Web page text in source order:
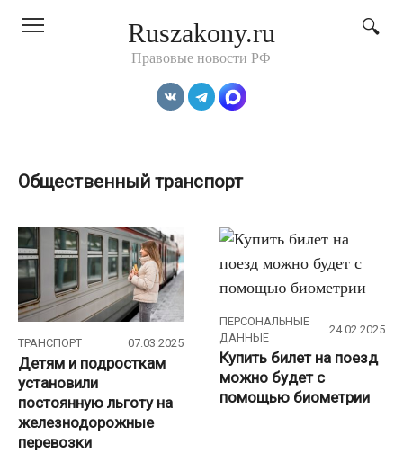
Ruszakony.ru
Правовые новости РФ
Общественный транспорт
ТРАНСПОРТ 07.03.2025
Детям и подросткам
установили
постоянную льготу на
железнодорожные
перевозки
ПЕРСОНАЛЬНЫЕ
ДАННЫЕ
24.02.2025
Купить билет на поезд
можно будет с
помощью биометрии